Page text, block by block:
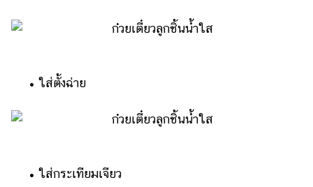
• ใส่ตั้งฉ่าย
• ใส่กระเทียมเจียว